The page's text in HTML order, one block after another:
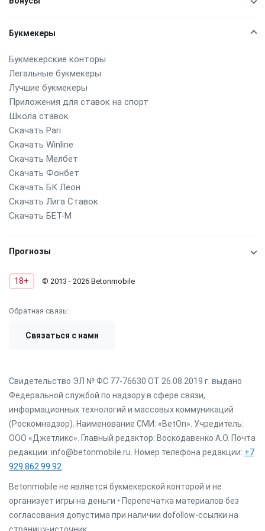
Букмекеры
Букмекерские конторы
Легальные букмекеры
Лучшие букмекеры
Приложения для ставок на спорт
Школа ставок
Скачать Pari
Скачать Winline
Скачать Мелбет
Скачать Фонбет
Скачать БК Леон
Скачать Лига Ставок
Скачать БЕТ-М
Прогнозы
18+ © 2013 - 2026 Betonmobile
Обратная связь:
Связаться с нами
Свидетельство ЭЛ № ФС 77-76630 ОТ 26.08.2019 г. выдано
Федеральной службой по надзору в сфере связи,
информационных технологий и массовых коммуникаций
(Роскомнадзор). Наименование СМИ: «BetOn». Учредитель:
ООО «Джетликс». Главный редактор: Воскодавенко А.О. Почта
редакции: info@betonmobile.ru. Номер телефона редакции: +7
929 862 99 92
Betonmobile не является букмекерской конторой и не
организует игры на деньги • Перепечатка материалов без
согласования допустима при наличии dofollow-ссылки на
страницу-источник